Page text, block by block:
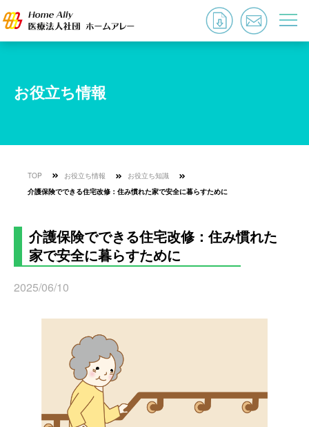
お役立ち情報
TOP お役立ち情報 お役立ち知識
介護保険でできる住宅改修：住み慣れた家で安全に暮らすために
介護保険でできる住宅改修：住み慣れた
家で安全に暮らすために
2025/06/10